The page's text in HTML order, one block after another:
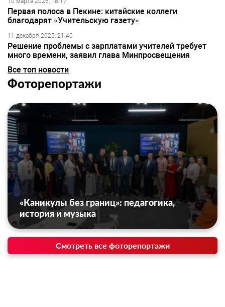
Первая полоса в Пекине: китайские коллеги
благодарят «Учительскую газету»
11 декабря 2025, 21:40
Решение проблемы с зарплатами учителей требует
много времени, заявил глава Минпросвещения
Все топ новости
Фоторепортажи
«Каникулы без границ»: педагогика,
история и музыка
Смотреть все фоторепортажи